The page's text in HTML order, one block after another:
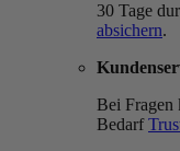
30 Tage
absichern.
Bei Fragen
Bedarf